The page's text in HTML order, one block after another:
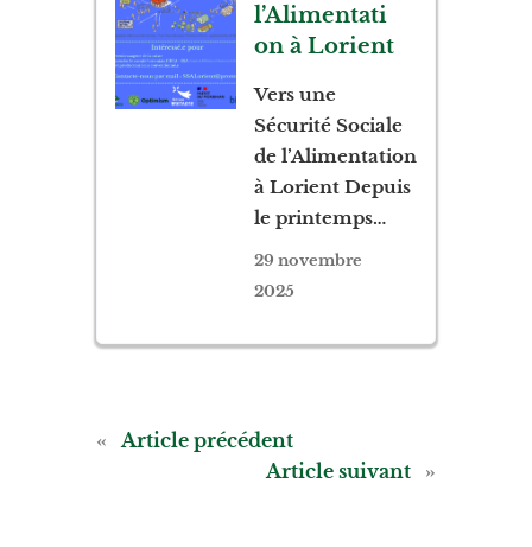
l’Alimentati
on à Lorient
Vers une
Sécurité Sociale
de l’Alimentation
à Lorient Depuis
le printemps…
29 novembre
2025
«
Article précédent
Article suivant
»